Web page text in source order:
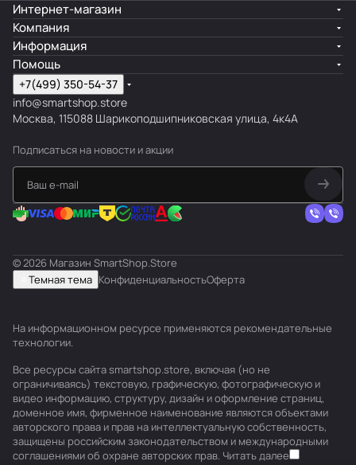
Интернет-магазин
Компания
Информация
Помощь
+7(499) 350-54-37
info@smartshop.store
Москва, 115088 Шарикоподшипниковская улица, 4к4А
Подписаться на новости и акции
© 2026 Магазин SmartShop.Store
Темная тема КонфиденциальностьОферта
На информационном ресурсе применяются рекомендательные
технологии.
Все ресурсы сайта smartshop.store, включая (но не
ограничиваясь) текстовую, графическую, фотографическую и
видео информацию, структуру, дизайн и оформление страниц,
доменное имя, фирменное наименование являются объектами
авторского права и прав на интеллектуальную собственность,
защищены российским законодательством и международными
соглашениями об охране авторских прав. Читать далее